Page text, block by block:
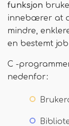
funksjon
innebærer at
mindre,
en bestemt
C -
nedenfor: